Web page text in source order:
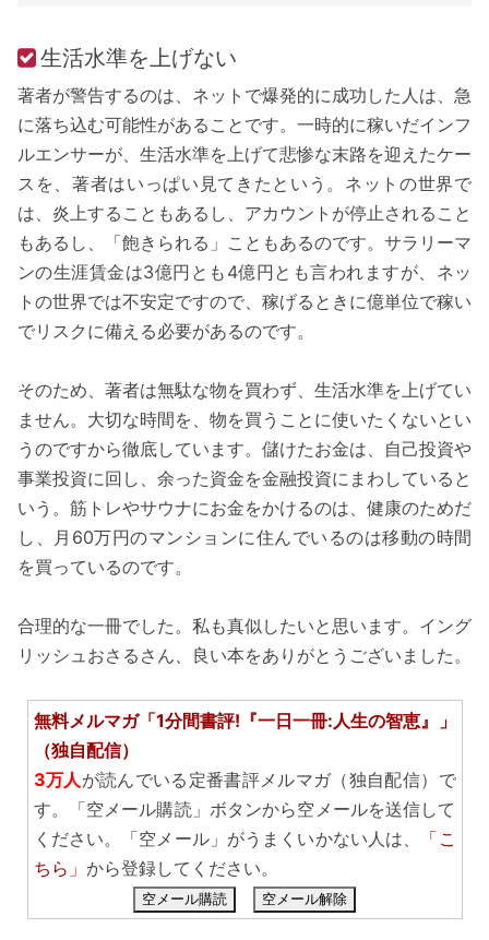
生活水準を上げない
著者が警告するのは、ネットで爆発的に成功した人は、急
に落ち込む可能性があることです。一時的に稼いだインフ
ルエンサーが、生活水準を上げて悲惨な末路を迎えたケー
スを、著者はいっぱい見てきたという。ネットの世界で
は、炎上することもあるし、アカウントが停止されること
もあるし、「飽きられる」こともあるのです。サラリーマ
ンの生涯賃金は3億円とも4億円とも言われますが、ネッ
トの世界では不安定ですので、稼げるときに億単位で稼い
でリスクに備える必要があるのです。
そのため、著者は無駄な物を買わず、生活水準を上げてい
ません。大切な時間を、物を買うことに使いたくないとい
うのですから徹底しています。儲けたお金は、自己投資や
事業投資に回し、余った資金を金融投資にまわしていると
いう。筋トレやサウナにお金をかけるのは、健康のためだ
し、月60万円のマンションに住んでいるのは移動の時間
を買っているのです。
合理的な一冊でした。私も真似したいと思います。イング
リッシュおさるさん、良い本をありがとうございました。
無料メルマガ「1分間書評!『一日一冊:人生の智恵』」
（独自配信）
3万人 が読んでいる定番書評メルマガ（独自配信）で
す。「空メール購読」ボタンから空メールを送信して
ください。「空メール」がうまくいかない人は、
「こ
ちら」 から登録してください。
空メール購読 空メール解除